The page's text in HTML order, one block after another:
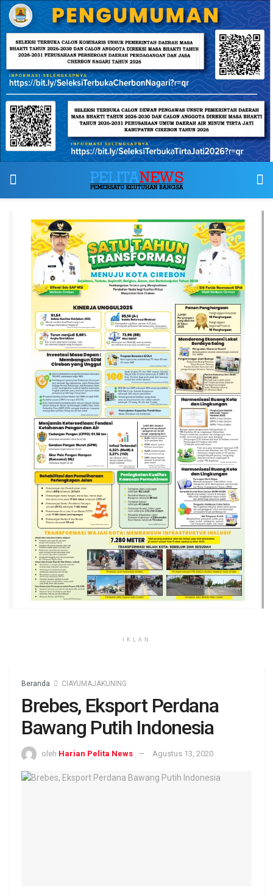
IKLAN
Beranda CIAYUMAJAKUNING
Brebes, Eksport Perdana
Bawang Putih Indonesia
oleh Harian Pelita News Agustus 13, 2020